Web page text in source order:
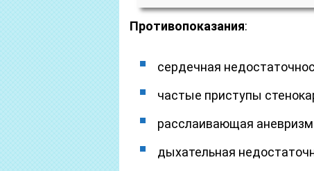
Противопоказания:
сердечная
частые приступы
расслаивающая
дыхательная